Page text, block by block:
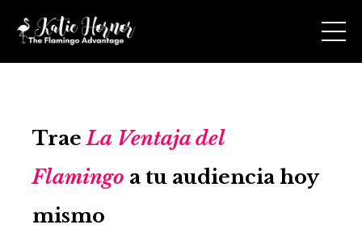
TraeLa Ventaja del
Flamingo a tu audiencia hoy
mismo